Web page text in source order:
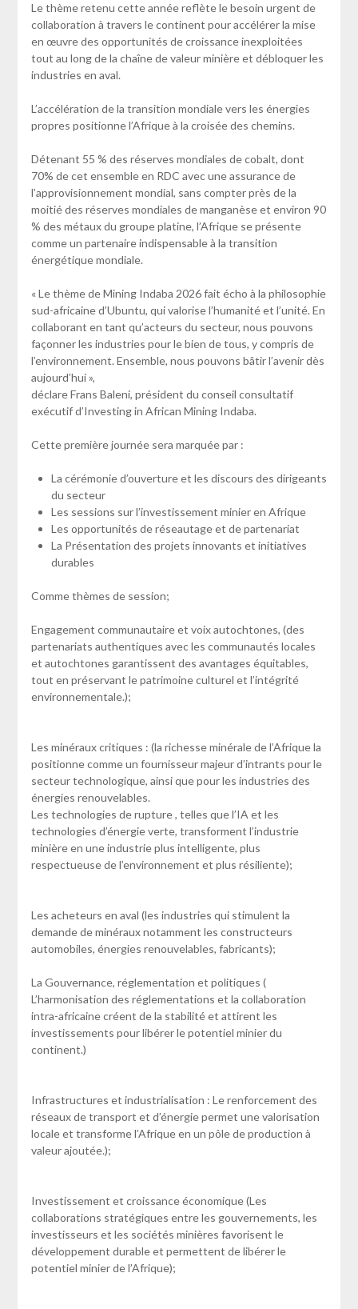
Le thème retenu cette année reflète le besoin urgent de
collaboration à travers le continent pour accélérer la mise
en œuvre des opportunités de croissance inexploitées
tout au long de la chaîne de valeur minière et débloquer les
industries en aval.
L’accélération de la transition mondiale vers les énergies
propres positionne l’Afrique à la croisée des chemins.
Détenant 55 % des réserves mondiales de cobalt, dont
70% de cet ensemble en RDC avec une assurance de
l’approvisionnement mondial, sans compter près de la
moitié des réserves mondiales de manganèse et environ 90
% des métaux du groupe platine, l’Afrique se présente
comme un partenaire indispensable à la transition
énergétique mondiale.
« Le thème de Mining Indaba 2026 fait écho à la philosophie
sud-africaine d’Ubuntu, qui valorise l’humanité et l’unité. En
collaborant en tant qu’acteurs du secteur, nous pouvons
façonner les industries pour le bien de tous, y compris de
l’environnement. Ensemble, nous pouvons bâtir l’avenir dès
aujourd’hui »,
déclare Frans Baleni, président du conseil consultatif
exécutif d’Investing in African Mining Indaba.
Cette première journée sera marquée par :
La cérémonie d’ouverture et les discours des dirigeants
du secteur
Les sessions sur l’investissement minier en Afrique
Les opportunités de réseautage et de partenariat
La Présentation des projets innovants et initiatives
durables
Comme thèmes de session;
Engagement communautaire et voix autochtones, (des
partenariats authentiques avec les communautés locales
et autochtones garantissent des avantages équitables,
tout en préservant le patrimoine culturel et l’intégrité
environnementale.);
Les minéraux critiques : (la richesse minérale de l’Afrique la
positionne comme un fournisseur majeur d’intrants pour le
secteur technologique, ainsi que pour les industries des
énergies renouvelables.
Les technologies de rupture , telles que l’IA et les
technologies d’énergie verte, transforment l’industrie
minière en une industrie plus intelligente, plus
respectueuse de l’environnement et plus résiliente);
Les acheteurs en aval (les industries qui stimulent la
demande de minéraux notamment les constructeurs
automobiles, énergies renouvelables, fabricants);
La Gouvernance, réglementation et politiques (
L’harmonisation des réglementations et la collaboration
intra-africaine créent de la stabilité et attirent les
investissements pour libérer le potentiel minier du
continent.)
Infrastructures et industrialisation : Le renforcement des
réseaux de transport et d’énergie permet une valorisation
locale et transforme l’Afrique en un pôle de production à
valeur ajoutée.);
Investissement et croissance économique (Les
collaborations stratégiques entre les gouvernements, les
investisseurs et les sociétés minières favorisent le
développement durable et permettent de libérer le
potentiel minier de l’Afrique);